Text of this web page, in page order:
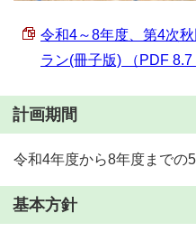
令和4～8年度、第4次
ラン(冊子版) （PDF 8.7
計画期間
令和4年度から8年度までの
基本方針